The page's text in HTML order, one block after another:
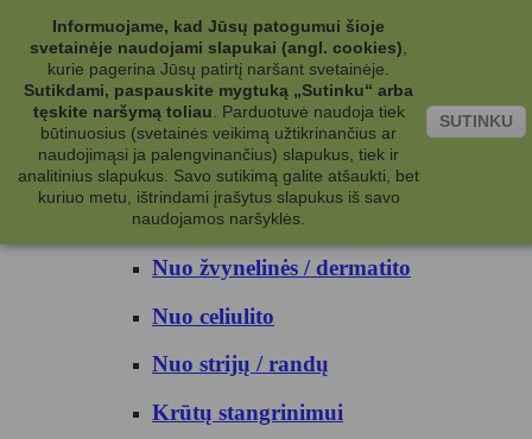
Kategorijos
Kosmetika
Kūno priežiūrai
Nuo prakaito
Kūno prausikliai
Nuo žvynelinės / dermatito
Nuo celiulito
Nuo strijų / randų
Krūtų stangrinimui
Informuojame, kad Jūsų patogumui šioje
svetainėje naudojami slapukai (angl. cookies)
kurie pagerina Jūsų patirtį naršant svetainėje.
Sutikdami, paspauskite mygtuką „Sutinku“ arba
tęskite naršymą toliau
Parduotuvė naudoja tiek
būtinuosius (svetainės veikimą užtikrinančius ar
naudojimąsi ja palengvinančius) slapukus, tiek ir
analitinius slapukus. Savo sutikimą galite atšaukti, bet
kuriuo metu, ištrindami įrašytus slapukus iš savo
naudojamos naršyklės.
SUTINKU